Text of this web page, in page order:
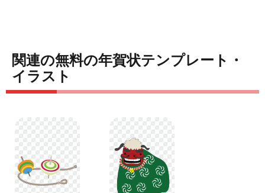
関連の無料の年賀状テンプレート・
イラスト